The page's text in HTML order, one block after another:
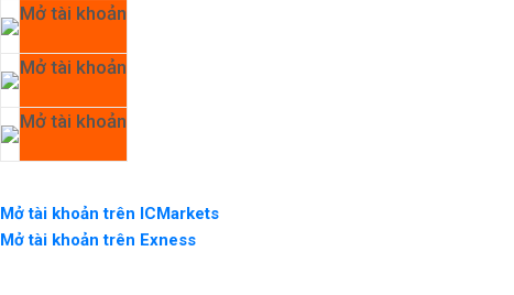
Mở tài khoản
Mở tài khoản
Mở tài khoản
Mở tài khoản trên ICMarkets
Mở tài khoản trên Exness